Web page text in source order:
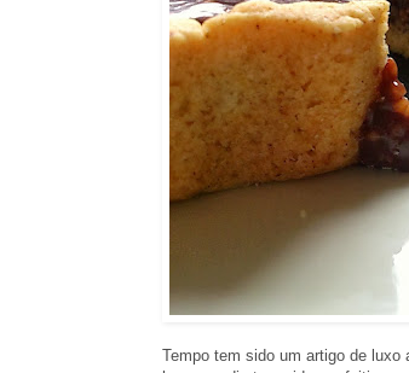
Tempo tem sido um artigo de